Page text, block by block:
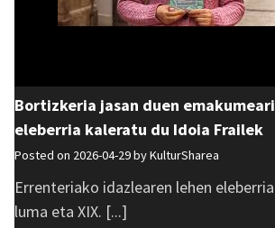
Bortizkeria jasan duen
eleberria kaleratu du Idoia Frailek
Posted on 2026-04-29 byKulturSharea
Errenteriako idazlearen lehen
luma eta XIX. [...]